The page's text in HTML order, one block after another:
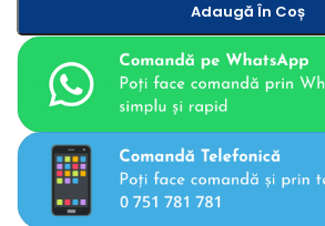
Adaugă În Coș